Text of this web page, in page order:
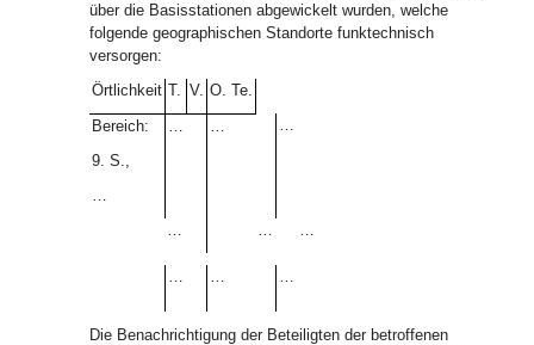
über die Basisstationen abgewickelt wurden, welche
folgende geographischen Standorte funktechnisch
versorgen:
Örtlichkeit T. V. O. Te.
Bereich:
9. S.,
… … …
…
…
… …
… … …
Die Benachrichtigung der Beteiligten der betroffenen